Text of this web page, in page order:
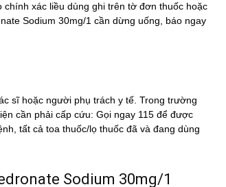
xác liều dùng ghi trên tờ đơn thuốc hoặc
Sodium 30mg/1 cần dừng uống, báo ngay
sĩ hoặc người phụ trách y tế. Trong trường
cần phải cấp cứu: Gọi ngay 115 để được
tất cả toa thuốc/lọ thuốc đã và đang dùng
Sodium 30mg/1